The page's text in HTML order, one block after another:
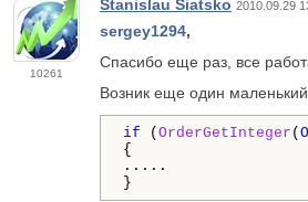
10261
Stanislau Siatsko 2010.09.29
sergey1294,
Спасибо еще раз, все
Возник еще один
if (OrderGetInteger (
{
.....
}